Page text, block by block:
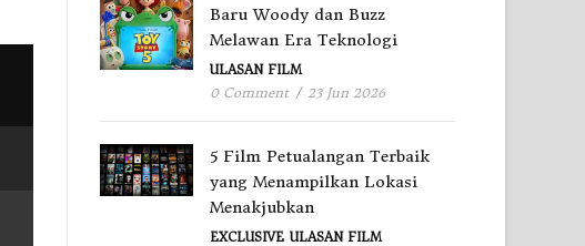
Baru Woody dan Buzz
Melawan Era Teknologi
ULASAN FILM
0 Comment / 23 Jun 2026
5 Film Petualangan Terbaik
yang Menampilkan Lokasi
Menakjubkan
EXCLUSIVE ULASAN FILM